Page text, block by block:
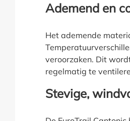
Ademend en
Het ademende
veroorzaken. Dit
regelmatig te
Stevige,